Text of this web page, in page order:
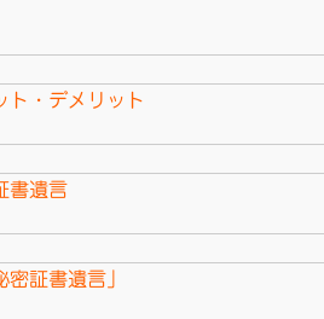
ト・デメリット
書遺言
証書遺言」